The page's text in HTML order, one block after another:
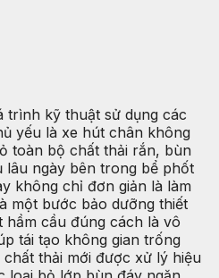
trình kỹ thuật sử dụng các
yếu là xe hút chân không
toàn bộ chất thải rắn, bùn
lâu ngày bên trong bể phốt
không chỉ đơn giản là làm
một bước bảo dưỡng thiết
hầm cầu đúng cách là vô
tái tạo không gian trống
thải mới được xử lý hiệu